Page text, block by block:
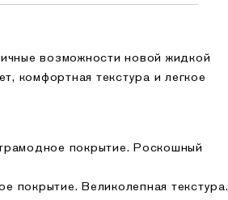
возможности новой жидкой
комфортная текстура и легкое
покрытие. Роскошный
покрытие. Великолепная текстура.